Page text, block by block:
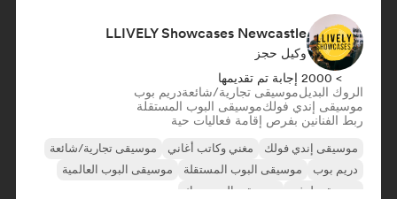
LLIVELY Showcases Newcastle
وكيل حجز
> 2000 إجابة تم تقديمها
الروك البديلموسيقى تجارية/شائعةدريم بوب
موسيقى إندي فولكموسيقى البوب المستقلة
ربط الفنانين بفرص إقامة فعاليات حية
موسيقى إندي فولك مغني وكاتب أغاني
موسيقى تجارية/شائعة
دريم بوب
موسيقى البوب المستقلة
موسيقى البوب العالمية
موسيقى لوفي
موسيقى البوب روك